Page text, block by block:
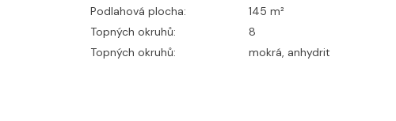
Podlahová plocha:
145 m²
Topných okruhů:
8
Topných okruhů:
mokrá, anhydrit